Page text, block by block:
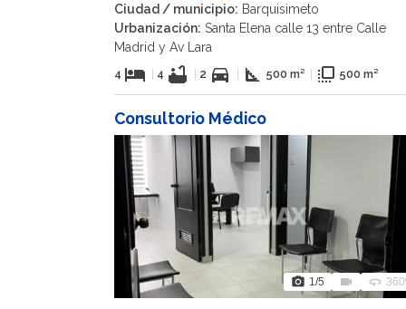
Ciudad / municipio: Barquisimeto
Urbanización: Santa Elena calle 13 entre Calle
Madrid y Av Lara
4 hotel 4 bathtub 2 directions_car square_foot 500 m² flip_to_front 500 m²
Consultorio Médico
photo_camera 1/5 videocam 360